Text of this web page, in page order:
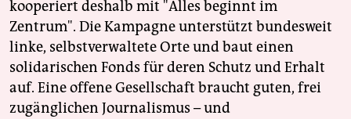
kooperiert deshalb mit "Alles beginnt im
Zentrum". Die Kampagne unterstützt bundesweit
linke, selbstverwaltete Orte und baut einen
solidarischen Fonds für deren Schutz und Erhalt
auf. Eine offene Gesellschaft braucht guten, frei
zugänglichen Journalismus – und